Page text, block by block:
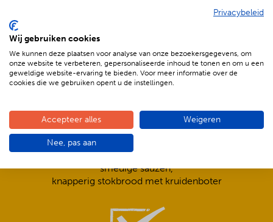
De voordelen van BBQenzo.nl
Compleet is ook écht compleet!
Frisse salades,
smeuïge sauzen,
knapperig stokbrood met kruidenboter
Privacybeleid
Wij gebruiken cookies
We kunnen deze plaatsen voor analyse van onze bezoekersgegevens, om
onze website te verbeteren, gepersonaliseerde inhoud te tonen en om u een
geweldige website-ervaring te bieden. Voor meer informatie over de
cookies die we gebruiken opent u de instellingen.
Accepteer alles Weigeren
Nee, pas aan